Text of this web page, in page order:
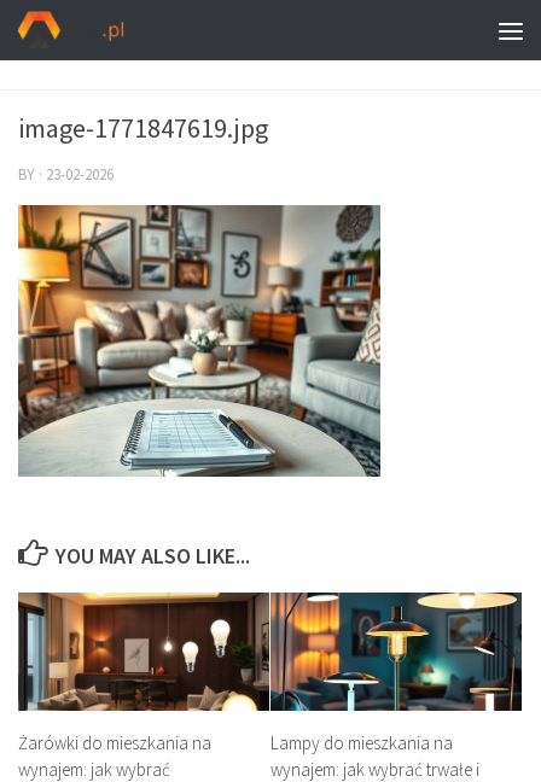
image-1771847619.jpg
BY · 23-02-2026
YOU MAY ALSO LIKE...
Żarówki do mieszkania na
wynajem: jak wybrać
Lampy do mieszkania na
wynajem: jak wybrać trwałe i